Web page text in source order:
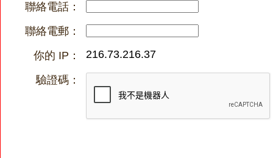
聯絡電話：
聯絡電郵：
你的 IP：
216.73.216.37
驗證碼：